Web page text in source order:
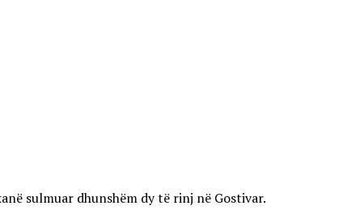
sulmuar dhunshëm dy të rinj në Gostivar.